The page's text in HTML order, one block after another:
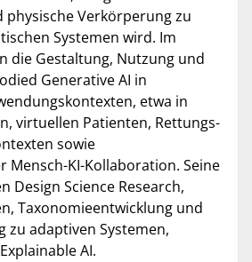
Verkörperung zu
Systemen wird. Im
die Gestaltung, Nutzung und
Generative AI in
etwa in
virtuellen Patienten, Rettungs-
sowie
Mensch-KI-Kollaboration. Seine
Design Science Research,
Taxonomieentwicklung und
zu adaptiven Systemen,
AI.